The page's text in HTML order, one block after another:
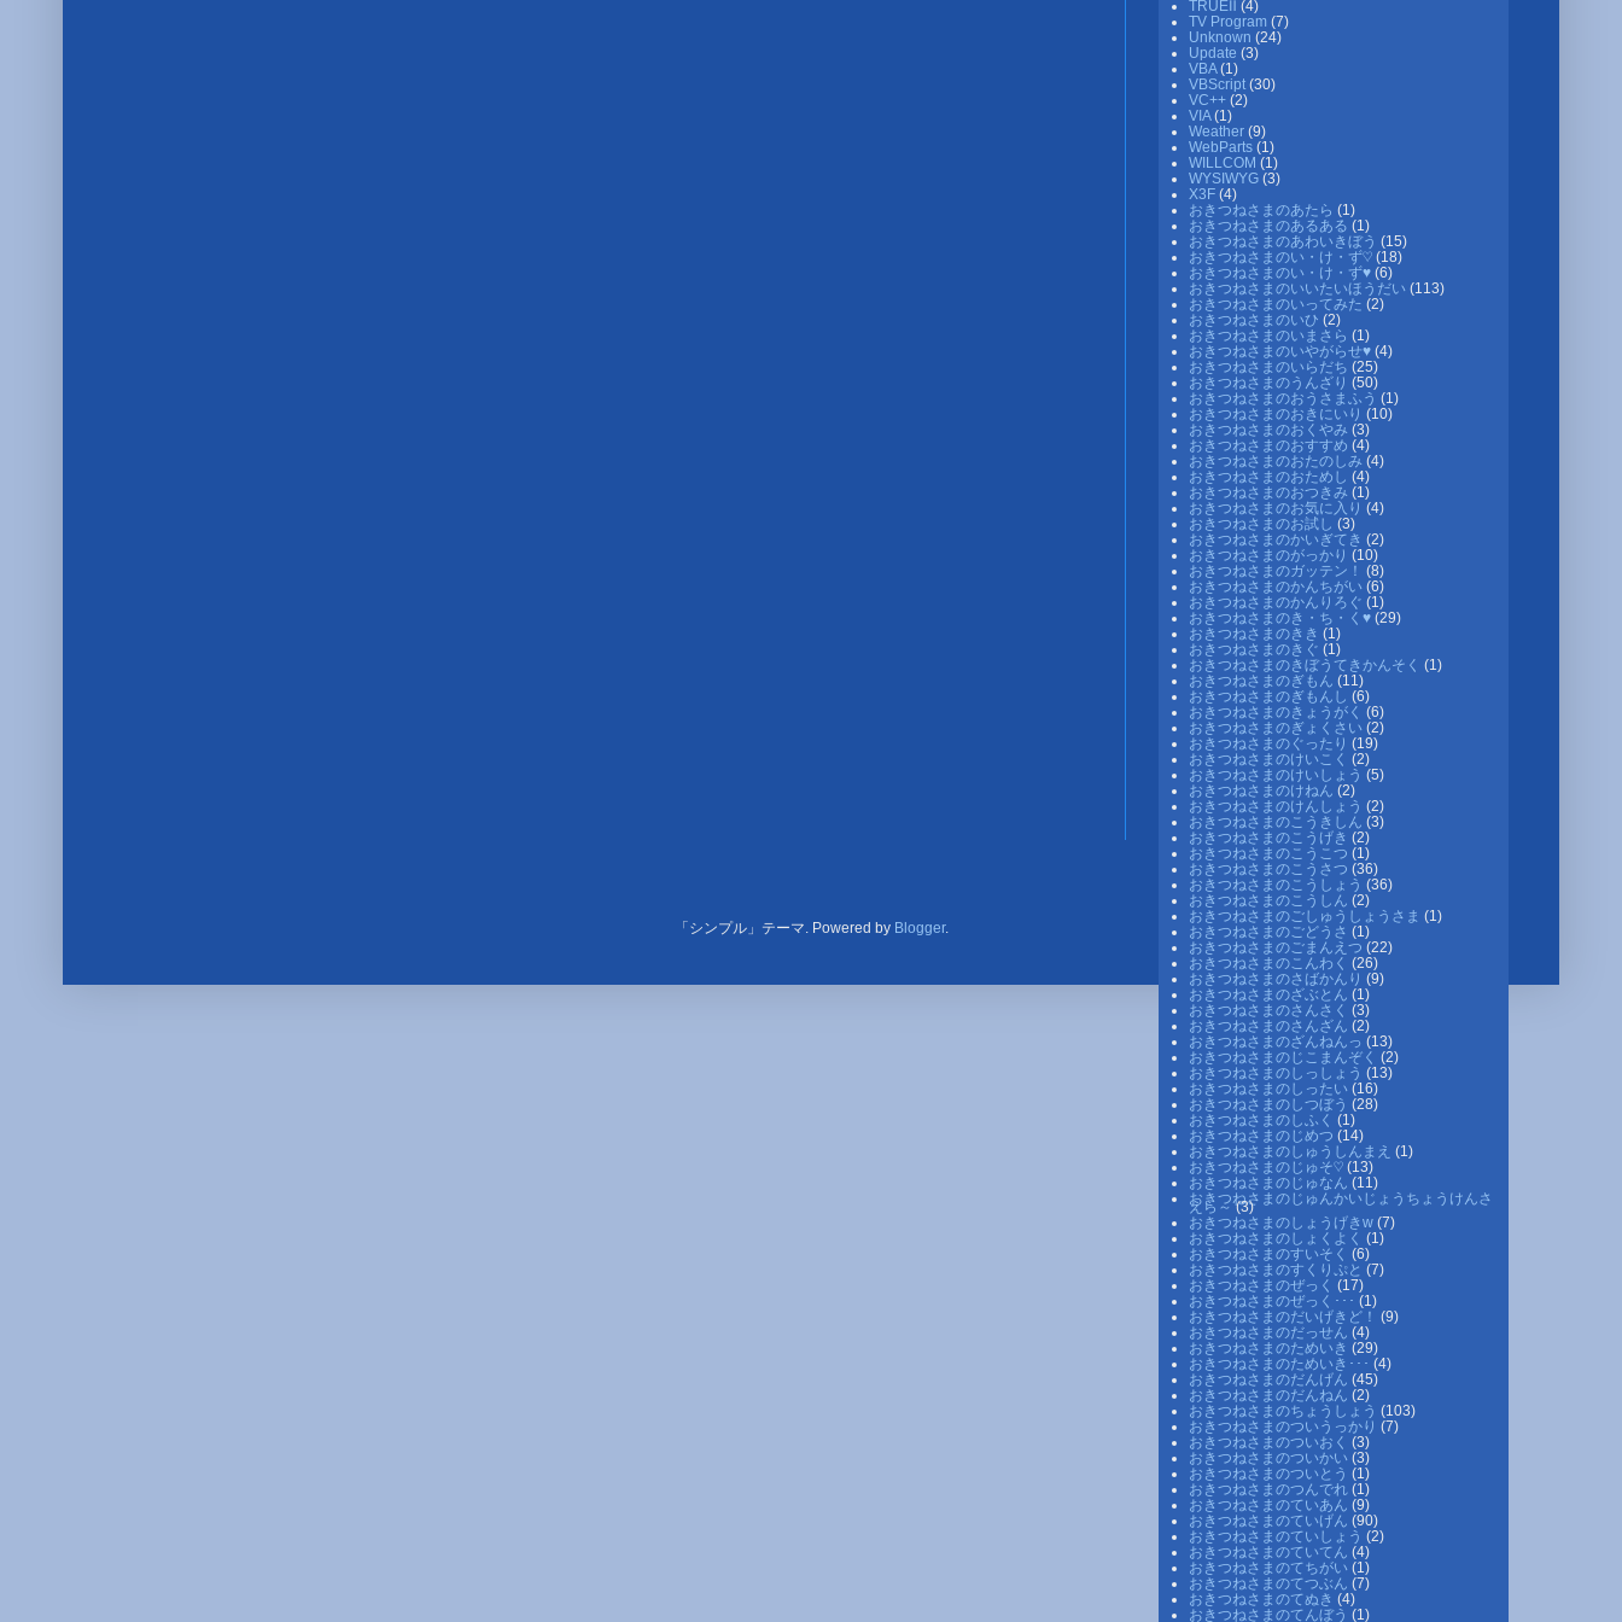
TRUEⅡ (4)
TV Program (7)
Unknown (24)
Update (3)
VBA(1)
VBScript (30)
VC++ (2)
VIA(1)
Weather (9)
WebParts (1)
WILLCOM (1)
WYSIWYG (3)
X3F (4)
おきつねさまのあたら (1)
おきつねさまのあるある (1)
おきつねさまのあわいきぼう (15)
おきつねさまのい・け・ず♡ (18)
おきつねさまのい・け・ず♥ (6)
おきつねさまのいいたいほうだい (113)
おきつねさまのいってみた (2)
おきつねさまのいひ (2)
おきつねさまのいまさら (1)
おきつねさまのいやがらせ♥ (4)
おきつねさまのいらだち (25)
おきつねさまのうんざり (50)
おきつねさまのおうさまふう (1)
おきつねさまのおきにいり (10)
おきつねさまのおくやみ (3)
おきつねさまのおすすめ (4)
おきつねさまのおたのしみ (4)
おきつねさまのおためし (4)
おきつねさまのおつきみ (1)
おきつねさまのお気に入り (4)
おきつねさまのお試し (3)
おきつねさまのかいぎてき (2)
おきつねさまのがっかり (10)
おきつねさまのガッテン！ (8)
おきつねさまのかんちがい (6)
おきつねさまのかんりろぐ (1)
おきつねさまのき・ち・く♥ (29)
おきつねさまのきき (1)
おきつねさまのきぐ (1)
おきつねさまのきぼうてきかんそく (1)
おきつねさまのぎもん (11)
おきつねさまのぎもんし (6)
おきつねさまのきょうがく (6)
おきつねさまのぎょくさい (2)
おきつねさまのぐったり (19)
おきつねさまのけいこく (2)
おきつねさまのけいしょう (5)
おきつねさまのけねん (2)
おきつねさまのけんしょう (2)
おきつねさまのこうきしん (3)
おきつねさまのこうげき (2)
おきつねさまのこうこつ (1)
おきつねさまのこうさつ (36)
おきつねさまのこうしょう (36)
おきつねさまのこうしん (2)
おきつねさまのごしゅうしょうさま (1)
おきつねさまのごどうさ (1)
おきつねさまのごまんえつ (22)
おきつねさまのこんわく (26)
おきつねさまのさばかんり (9)
おきつねさまのざぶとん (1)
おきつねさまのさんさく (3)
おきつねさまのさんざん (2)
おきつねさまのざんねんっ (13)
おきつねさまのじこまんぞく (2)
おきつねさまのしっしょう (13)
おきつねさまのしったい (16)
おきつねさまのしつぼう (28)
おきつねさまのしふく (1)
おきつねさまのじめつ (14)
おきつねさまのしゅうしんまえ (1)
おきつねさまのじゅそ♡ (13)
おきつねさまのじゅなん (11)
おきつねさまのじゅんかいじょうちょうけんさ
えら～(3)
おきつねさまのしょうげきw (7)
おきつねさまのしょくよく (1)
おきつねさまのすいそく (6)
おきつねさまのすくりぷと (7)
おきつねさまのぜっく (17)
おきつねさまのぜっく･･･ (1)
おきつねさまのだいげきど！ (9)
おきつねさまのだっせん (4)
おきつねさまのためいき (29)
おきつねさまのためいき･･･ (4)
おきつねさまのだんげん (45)
おきつねさまのだんねん (2)
おきつねさまのちょうしょう (103)
おきつねさまのついうっかり (7)
おきつねさまのついおく (3)
おきつねさまのついかい (3)
おきつねさまのついとう (1)
おきつねさまのつんでれ (1)
おきつねさまのていあん (9)
おきつねさまのていげん (90)
おきつねさまのていしょう (2)
おきつねさまのていてん (4)
おきつねさまのてちがい (1)
おきつねさまのてつぶん (7)
おきつねさまのてぬき (4)
おきつねさまのてんぼう (1)
「シンプル」テーマ. Powered by Blogger.